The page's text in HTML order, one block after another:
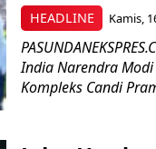
HEADLINE Kamis,
India Narendra
Kompleks Candi